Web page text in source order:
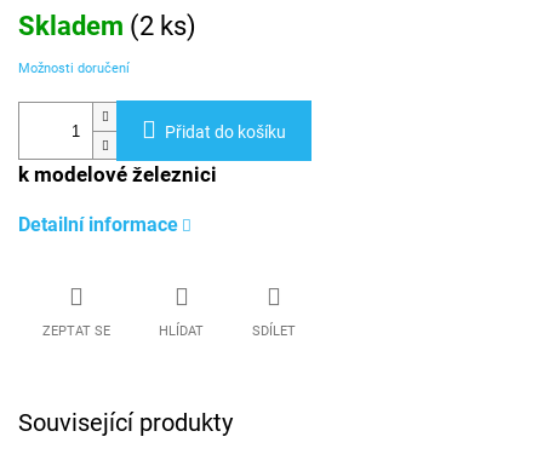
Měrná
cena:
Skladem (2 ks)
Možnosti doručení
Přidat do košíku
k modelové železnici
Detailní informace
ZEPTAT SE HLÍDAT SDÍLET
Související produkty